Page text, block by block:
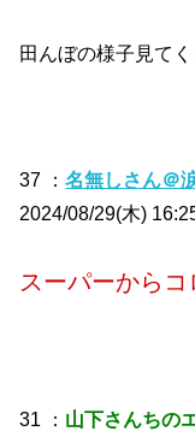
田んぼの様子見てく
37 ：名無しさん＠
2024/08/29(木)
スーパーから
31 ： 山下さんちの